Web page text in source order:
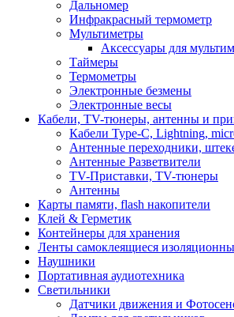
Дальномер
Инфракрасный термометр
Мультиметры
Аксессуары для
Таймеры
Термометры
Электронные безмены
Электронные весы
Кабели, TV-тюнеры, антенны и
Кабели Type-C, Lightning,
Антенные переходники,
Антенные Разветвители
TV-Приставки, TV-тюнеры
Антенны
Карты памяти, flash накопители
Клей & Герметик
Контейнеры для хранения
Ленты самоклеящиеся
Наушники
Портативная аудиотехника
Светильники
Датчики движения и